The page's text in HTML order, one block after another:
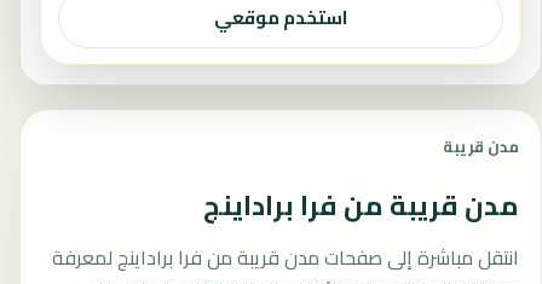
استخدم موقعي
مدن قريبة
مدن قريبة من فرا براداينج
انتقل مباشرة إلى صفحات مدن قريبة من فرا براداينج لمعرفة